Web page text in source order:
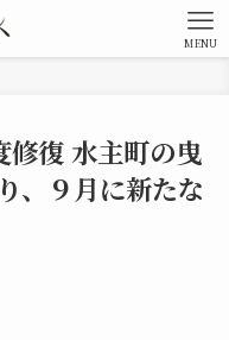
MENU
修復 水主町の曳
、９月に新たな